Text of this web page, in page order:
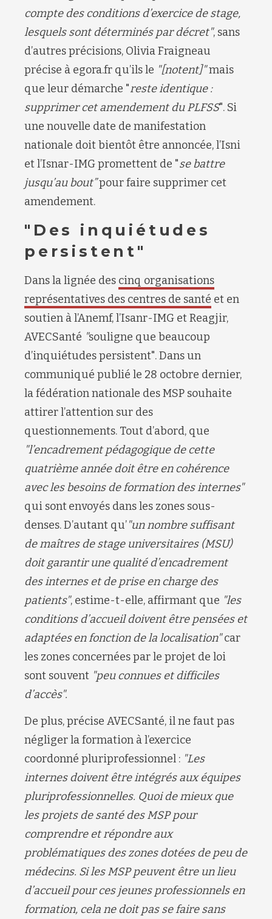
compte des conditions d’exercice de stage,
lesquels sont déterminés par décret", sans
d’autres précisions, Olivia Fraigneau
précise à egora.fr qu’ils le "[notent]"mais
que leur démarche "reste identique :
supprimer cet amendement du PLFSS". Si
une nouvelle date de manifestation
nationale doit bientôt être annoncée, l’Isni
et l’Isnar-IMG promettent de "se battre
jusqu’au bout”pour faire supprimer cet
amendement.
"Des inquiétudes
persistent"
Dans la lignée des cinq organisations
représentatives des centres de santé et en
soutien à l’Anemf, l’Isanr-IMG et Reagjir,
AVECSanté "souligne que beaucoup
d’inquiétudes persistent". Dans un
communiqué publié le 28 octobre dernier,
la fédération nationale des MSP souhaite
attirer l’attention sur des
questionnements. Tout d’abord, que
"l’encadrement pédagogique de cette
quatrième année doit être en cohérence
avec les besoins de formation des internes"
qui sontenvoyés dans les zones sous-
denses. D’autant qu’"un nombre suffisant
de maîtres de stage universitaires (MSU)
doit garantir une qualité d’encadrement
des internes et de prise en charge des
patients", estime-t-elle, affirmant que "les
conditions d’accueil doivent être pensées et
adaptéesen fonction de la localisation"car
les zones concernées par le projet de loi
sont souvent "peu connues et difficiles
d’accès".
De plus, précise AVECSanté, il ne faut pas
négliger la formation à l’exercice
coordonné pluriprofessionnel : "Les
internes doivent être intégrés aux équipes
pluriprofessionnelles. Quoi de mieux que
les projets de santé des MSP pour
comprendre et répondre aux
problématiques des zones dotées de peu de
médecins. Si les MSP peuvent être un lieu
d’accueil pour ces jeunes professionnels en
formation, cela ne doit pas se faire sans